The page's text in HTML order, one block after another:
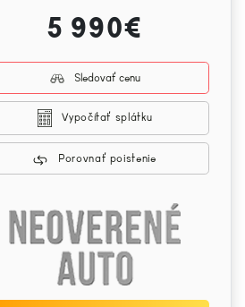
5 990€
Sledovať cenu
Vypočítať splátku
Porovnať poistenie